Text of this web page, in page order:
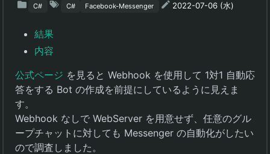
C# C# Facebook-Messenger 2022-07-06 (水)
結果
内容
公式ページ を見ると Webhook を使用して 1対1 自動応
答をする Bot の作成を前提にしているように見えま
す。
Webhook なしで WebServer を用意せず、任意のグル
ープチャットに対しても Messenger の自動化がしたい
ので調査しました。